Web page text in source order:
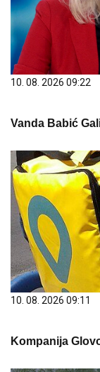
10. 08. 2026 09:22
Vanda Babić
10. 08. 2026 09:11
Kompanija